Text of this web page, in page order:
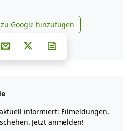
news.de zu Google
Google hinzufügen
auf Facebook
Teilen auf Whatsapp
Teilen auf Telegram
auf Pinterest
Per E-Mail teilen
Post auf X
informiert: Eilmeldungen,
Jetzt anmelden!